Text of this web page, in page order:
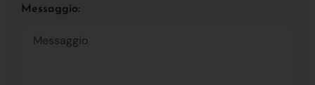
Messaggio: